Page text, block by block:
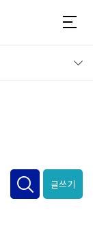
글쓰기